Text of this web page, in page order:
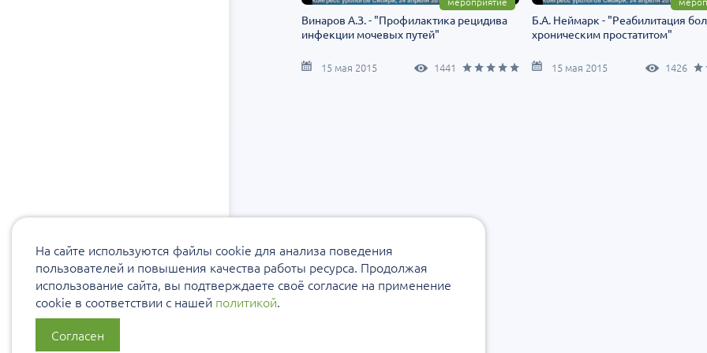
Винаров А.З. - "Профилактика рецидива
инфекции мочевых путей"
15 мая 2015 1441
Б.А. Неймарк - "Реабилитация
хроническим простатитом"
15 мая 2015 1426
На сайте используются файлы cookie для анализа поведения
пользователей и повышения качества работы ресурса. Продолжая
использование сайта, вы подтверждаете своё согласие на применение
cookie в соответствии с нашей политикой.
Согласен